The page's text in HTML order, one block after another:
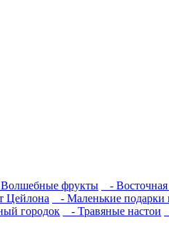
фрукты -
Цейлона - Маленькие подарки
городок - Травяные настои